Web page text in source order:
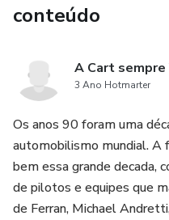
conteúdo
A Cart sempre
3 Ano Hotmarter
Os anos 90 foram uma
automobilismo mundial.
bem essa grande decada,
de pilotos e equipes que
de Ferran, Michael